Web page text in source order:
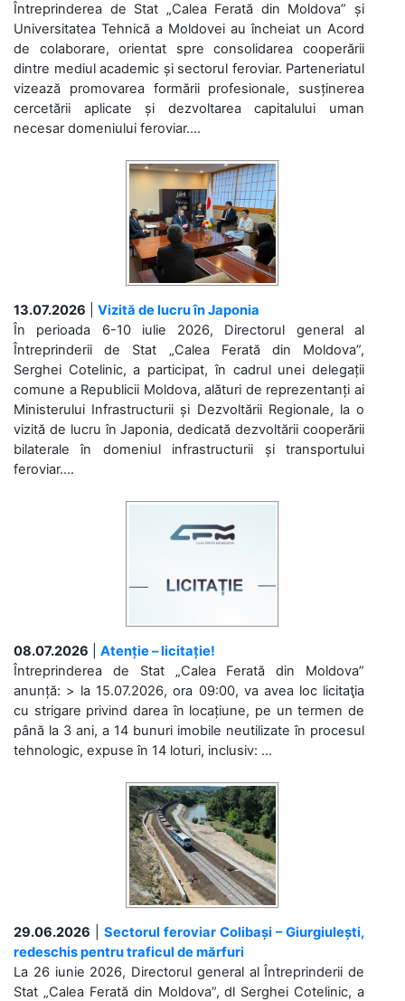
Întreprinderea de Stat „Calea Ferată din Moldova” și
Universitatea Tehnică a Moldovei au încheiat un Acord
de colaborare, orientat spre consolidarea cooperării
dintre mediul academic și sectorul feroviar. Parteneriatul
vizează promovarea formării profesionale, susținerea
cercetării aplicate și dezvoltarea capitalului uman
necesar domeniului feroviar....
13.07.2026
Vizită de lucru în Japonia
În perioada 6-10 iulie 2026, Directorul general al
Întreprinderii de Stat „Calea Ferată din Moldova”,
Serghei Cotelinic, a participat, în cadrul unei delegații
comune a Republicii Moldova, alături de reprezentanți ai
Ministerului Infrastructurii și Dezvoltării Regionale, la o
vizită de lucru în Japonia, dedicată dezvoltării cooperării
bilaterale în domeniul infrastructurii și transportului
feroviar....
08.07.2026
Atenție – licitație!
Întreprinderea de Stat „Calea Ferată din Moldova”
anunță: > la 15.07.2026, ora 09:00, va avea loc licitaţia
cu strigare privind darea în locațiune, pe un termen de
până la 3 ani, a 14 bunuri imobile neutilizate în procesul
tehnologic, expuse în 14 loturi, inclusiv: ...
29.06.2026
Sectorul feroviar Colibași – Giurgiulești,
redeschis pentru traficul de mărfuri
La 26 iunie 2026, Directorul general al Întreprinderii de
Stat „Calea Ferată din Moldova”, dl Serghei Cotelinic, a